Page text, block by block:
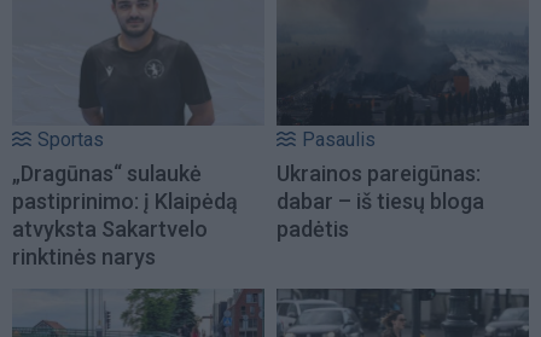
Sportas
„Dragūnas“ sulaukė
pastiprinimo: į Klaipėdą
atvyksta Sakartvelo
rinktinės narys
Pasaulis
Ukrainos pareigūnas:
dabar – iš tiesų bloga
padėtis